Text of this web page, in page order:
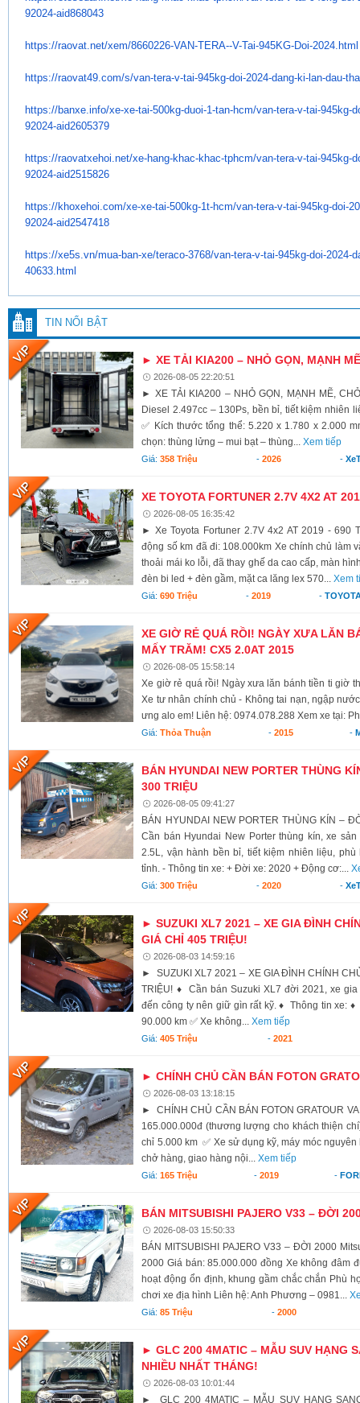
92024-aid868043
https://raovat.net/xem/8660226-VAN-TERA--V-Tai-945KG-Doi-2024.html
https://raovat49.com/s/van-tera-v-tai-945kg-doi-2024-dang-ki-lan-dau-
https://banxe.info/xe-xe-tai-500kg-duoi-1-tan-hcm/van-tera-v-tai-945kg-
92024-aid2605379
https://raovatxehoi.net/xe-hang-khac-khac-tphcm/van-tera-v-tai-945kg-
92024-aid2515826
https://khoxehoi.com/xe-xe-tai-500kg-1t-hcm/van-tera-v-tai-945kg-doi-
92024-aid2547418
https://xe5s.vn/mua-ban-xe/teraco-3768/van-tera-v-tai-945kg-doi-2024-
40633.html
TIN NỔI BẬT
► XE TẢI KIA200 – NHỎ GỌN, MẠNH
2026-08-05 22:20:51
► XE TẢI KIA200 – NHỎ GỌN, MẠNH MẼ,
Diesel 2.497cc – 130Ps, bền bỉ, tiết kiệm nhiên
✅ Kích thước tổng thể: 5.220 x 1.780 x 2.000
chọn: thùng lửng – mui bạt – thùng...Xem tiếp
Giá:358 Triệu -2026 -
XE TOYOTA FORTUNER 2.7V 4X2 AT
2026-08-05 16:35:42
► Xe Toyota Fortuner 2.7V 4x2 AT 2019 - 690
động số km đã đi: 108.000km Xe chính chủ làm
thoải mái ko lỗi, đã thay ghế da cao cấp, màn
đèn bi led + đèn gầm, mặt ca lăng lex 570...Xem
Giá:690 Triệu -2019 -
XE GIỜ RẺ QUÁ RỒI! NGÀY XƯA LĂN
MẤY TRĂM! CX5 2.0AT 2015
2026-08-05 15:58:14
Xe giờ rẻ quá rồi! Ngày xưa lăn bánh tiền ti giờ
Xe tư nhân chính chủ - Không tai nạn, ngập
ưng alo em! Liên hệ: 0974.078.288 Xem xe tại:
Giá:Thỏa Thuận - 2015 -
BÁN HYUNDAI NEW PORTER THÙNG
300 TRIỆU
2026-08-05 09:41:27
BÁN HYUNDAI NEW PORTER THÙNG KÍN –
Cần bán Hyundai New Porter thùng kín, xe
2.5L, vận hành bền bỉ, tiết kiệm nhiên liệu,
tỉnh. - Thông tin xe: + Đời xe: 2020 + Động cơ:...
Giá:300 Triệu -2020 -
► SUZUKI XL7 2021 – XE GIA ĐÌNH
GIÁ CHỈ 405 TRIỆU!
2026-08-03 14:59:16
► SUZUKI XL7 2021 – XE GIA ĐÌNH CHÍNH
TRIỆU! ♦ Cần bán Suzuki XL7 đời 2021, xe
đến công ty nên giữ gìn rất kỹ. ♦ Thông tin xe:
90.000 km ✅ Xe không...Xem tiếp
Giá:405 Triệu - 2021
► CHÍNH CHỦ CẦN BÁN FOTON
2026-08-03 13:18:15
► CHÍNH CHỦ CẦN BÁN FOTON GRATOUR
165.000.000đ (thương lượng cho khách thiện
chỉ 5.000 km ✅ Xe sử dụng kỹ, máy móc
chở hàng, giao hàng nội...Xem tiếp
Giá:165 Triệu - 2019 -
BÁN MITSUBISHI PAJERO V33 – ĐỜI
2026-08-03 15:50:33
BÁN MITSUBISHI PAJERO V33 – ĐỜI 2000
2000 Giá bán: 85.000.000 đồng Xe không đâm
hoạt động ổn định, khung gầm chắc chắn Phù
chơi xe địa hình Liên hệ: Anh Phương – 0981...
Giá:85 Triệu -2000
► GLC 200 4MATIC – MẪU SUV HẠNG
NHIỀU NHẤT THÁNG!
2026-08-03 10:01:44
► GLC 200 4MATIC – MẪU SUV HẠNG